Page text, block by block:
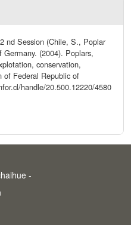
nd Session (Chile, S., Poplar
(2004). Poplars,
conservation,
of Federal Republic of
handle/20.500.12220/4580
-